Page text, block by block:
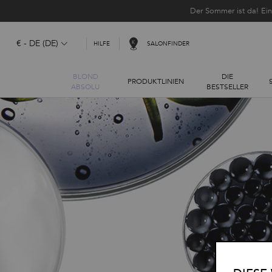
Der Sommer ist da!
€ - DE (DE) HILFE SALONFINDER
BLOND
ABSOLU
PRODUKTLINIEN
DIE
BESTSELLER
Hauptinhalt